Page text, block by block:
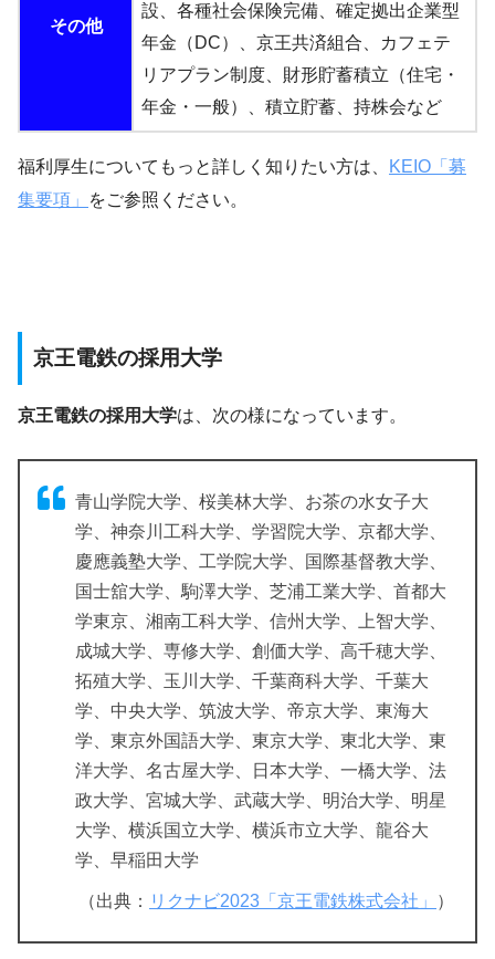
その他
設、各種社会保険完備、確定拠出企業型
年金（DC）、京王共済組合、カフェテ
リアプラン制度、財形貯蓄積立（住宅・
年金・一般）、積立貯蓄、持株会など
福利厚生についてもっと詳しく知りたい方は、
KEIO「募
集要項」
をご参照ください。
京王電鉄の採用大学
京王電鉄の採用大学は、次の様になっています。
青山学院大学、桜美林大学、お茶の水女子大
学、神奈川工科大学、学習院大学、京都大学、
慶應義塾大学、工学院大学、国際基督教大学、
国士舘大学、駒澤大学、芝浦工業大学、首都大
学東京、湘南工科大学、信州大学、上智大学、
成城大学、専修大学、創価大学、高千穂大学、
拓殖大学、玉川大学、千葉商科大学、千葉大
学、中央大学、筑波大学、帝京大学、東海大
学、東京外国語大学、東京大学、東北大学、東
洋大学、名古屋大学、日本大学、一橋大学、法
政大学、宮城大学、武蔵大学、明治大学、明星
大学、横浜国立大学、横浜市立大学、龍谷大
学、早稲田大学
（出典： リクナビ2023「京王電鉄株式会社」 ）